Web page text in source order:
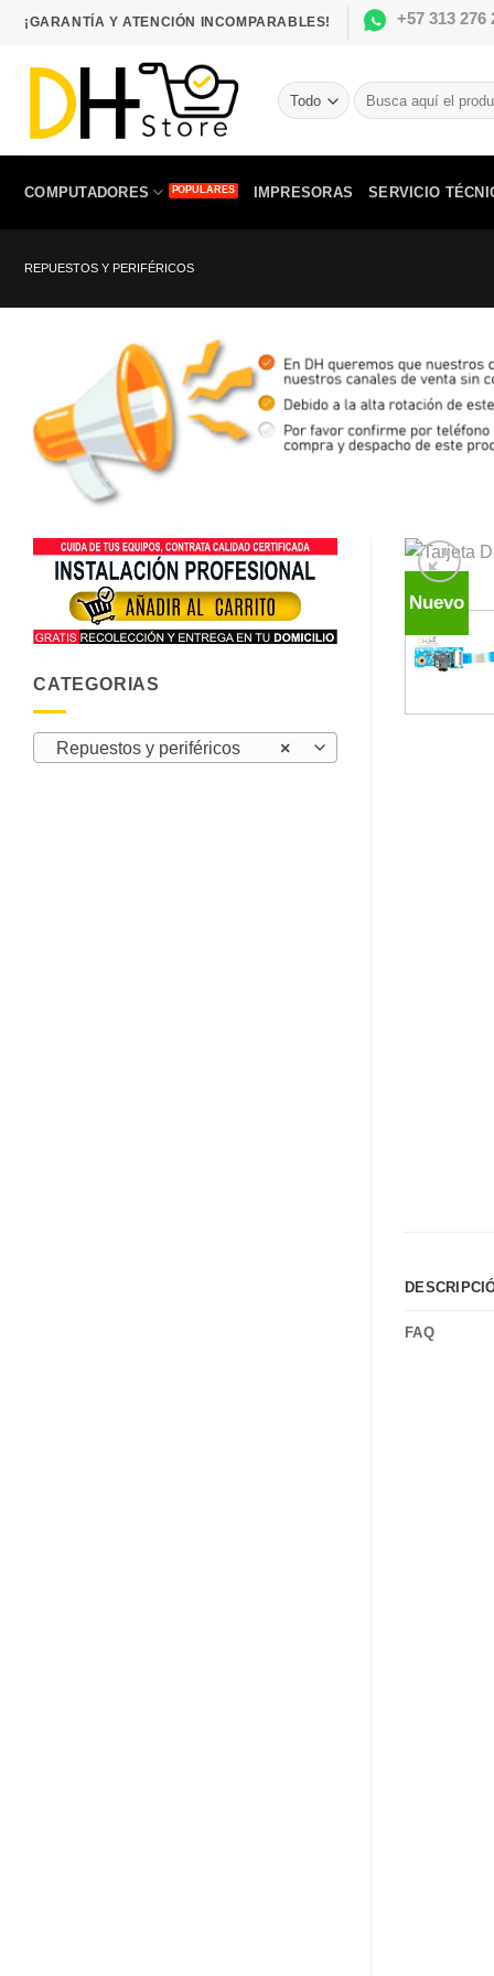
Saltar
contenido
¡GARANTÍA Y ATENCIÓN INCOMPARABLES! +57 313 276
Buscar
por:
COMPUTADORES IMPRESORAS SERVICIO
REPUESTOS Y PERIFÉRICOS
CATEGORIAS
×
Repuestos y periféricos
Nuevo
FAQ